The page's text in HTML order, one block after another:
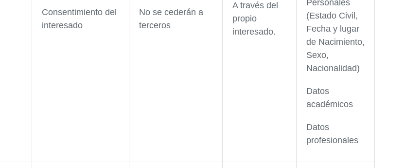
Consentimiento del
interesado
No se cederán a
terceros
A través del
propio
interesado.
Personales
(Estado Civil,
Fecha y lugar
de Nacimiento,
Sexo,
Nacionalidad)
Datos
académicos
Datos
profesionales